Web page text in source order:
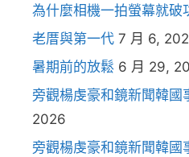
為什麼相機一拍螢幕就破
老厝與第一代 7 月 6,
暑期前的放鬆 6 月 29,
旁觀楊虔豪和鏡新聞韓國
2026
旁觀楊虔豪和鏡新聞韓國